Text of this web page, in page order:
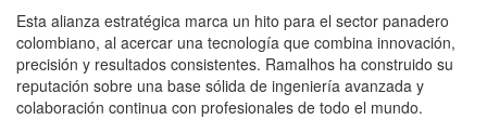
Esta alianza estratégica marca un hito para el sector panadero
colombiano, al acercar una tecnología que combina innovación,
precisión y resultados consistentes. Ramalhos ha construido su
reputación sobre una base sólida de ingeniería avanzada y
colaboración continua con profesionales de todo el mundo.